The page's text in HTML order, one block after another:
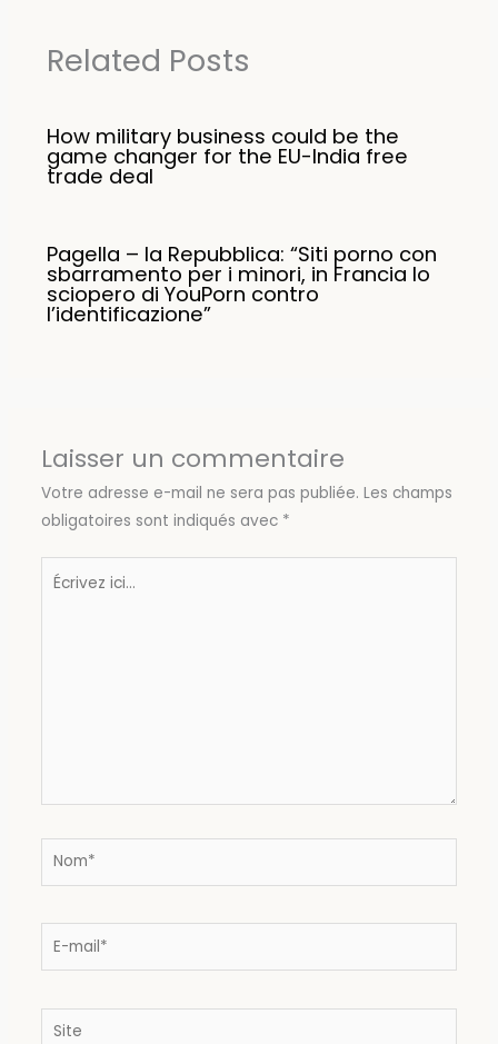
Related Posts
How military business could be the
game changer for the EU-India free
trade deal
Pagella – la Repubblica: “Siti porno con
sbarramento per i minori, in Francia lo
sciopero di YouPorn contro
l’identificazione”
Laisser un commentaire
Votre adresse e-mail ne sera pas publiée. Les champs
obligatoires sont indiqués avec *
Écrivez
Nom*
E-
Site